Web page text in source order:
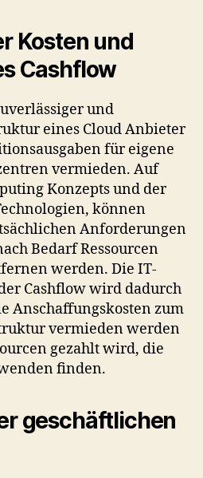
Kosten und
Cashflow
und
eines Cloud Anbieter
für eigene
vermieden. Auf
Konzepts und der
können
Anforderungen
Bedarf Ressourcen
werden. Die IT-
Cashflow wird dadurch
Anschaffungskosten zum
vermieden werden
gezahlt wird, die
finden.
geschäftlichen